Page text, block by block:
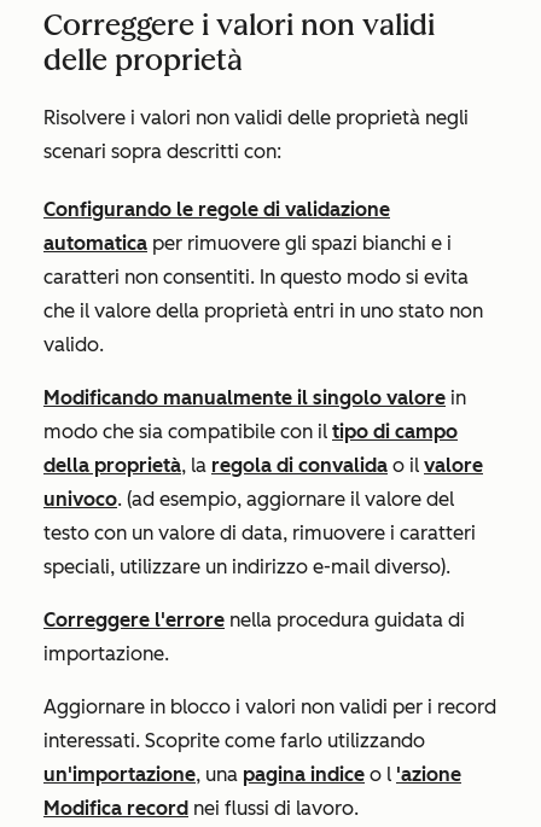
Correggere i valori non validi
delle proprietà
Risolvere i valori non validi delle proprietà negli
scenari sopra descritti con:
Configurando le regole di validazione
automatica per rimuovere gli spazi bianchi e i
caratteri non consentiti. In questo modo si evita
che il valore della proprietà entri in uno stato non
valido.
Modificando manualmente il singolo valore in
modo che sia compatibile con il tipo di campo
della proprietà, la regola di convalida o il valore
univoco. (ad esempio, aggiornare il valore del
testo con un valore di data, rimuovere i caratteri
speciali, utilizzare un indirizzo e-mail diverso).
Correggere l'errore nella procedura guidata di
importazione.
Aggiornare in blocco i valori non validi per i record
interessati. Scoprite come farlo utilizzando
un'importazione, una pagina indice o l 'azione
Modifica record nei flussi di lavoro.